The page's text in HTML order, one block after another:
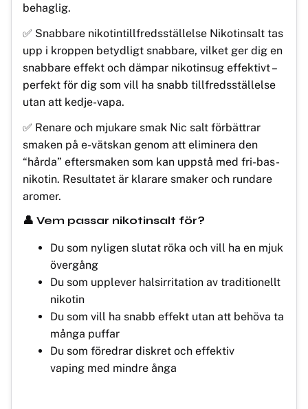
behaglig.
✅ Snabbare nikotintillfredsställelse Nikotinsalt tas
upp i kroppen betydligt snabbare, vilket ger dig en
snabbare effekt och dämpar nikotinsug effektivt –
perfekt för dig som vill ha snabb tillfredsställelse
utan att kedje-vapa.
✅ Renare och mjukare smak Nic salt förbättrar
smaken på e-vätskan genom att eliminera den
“hårda” eftersmaken som kan uppstå med fri-bas-
nikotin. Resultatet är klarare smaker och rundare
aromer.
👤 Vem passar nikotinsalt för?
Du som nyligen slutat röka och vill ha en mjuk
övergång
Du som upplever halsirritation av traditionellt
nikotin
Du som vill ha snabb effekt utan att behöva ta
många puffar
Du som föredrar diskret och effektiv
vaping med mindre ånga